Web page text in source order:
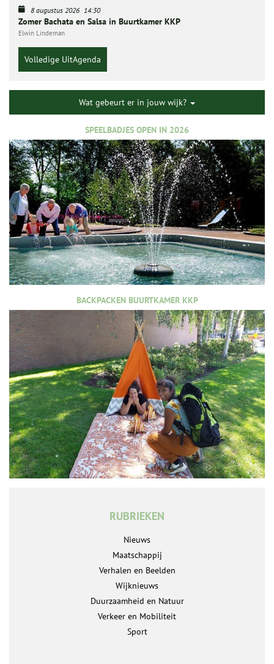
8 augustus 2026 14:30
Zomer Bachata en Salsa in Buurtkamer KKP
Elwin Lindeman
Volledige UitAgenda
Wat gebeurt er in jouw wijk?
SPEELBADJES OPEN IN 2026
BACKPACKEN BUURTKAMER KKP
RUBRIEKEN
Nieuws
Maatschappij
Verhalen en Beelden
Wijknieuws
Duurzaamheid en Natuur
Verkeer en Mobiliteit
Sport